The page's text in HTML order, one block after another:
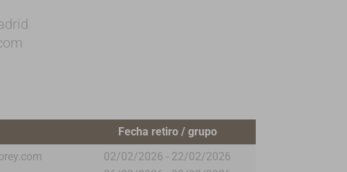
Fecha retiro / grupo
02/02/2026 - 22/02/2026